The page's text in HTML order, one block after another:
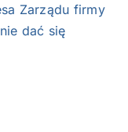
Zarządu firmy
dać się